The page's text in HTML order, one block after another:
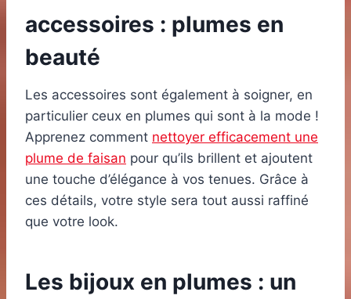
accessoires : plumes en
beauté
Les accessoires sont également à soigner, en
particulier ceux en plumes qui sont à la mode !
Apprenez comment nettoyer efficacement une
plume de faisan pour qu’ils brillent et ajoutent
une touche d’élégance à vos tenues. Grâce à
ces détails, votre style sera tout aussi raffiné
que votre look.
Les bijoux en plumes : un